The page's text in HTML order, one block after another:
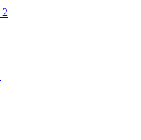
2